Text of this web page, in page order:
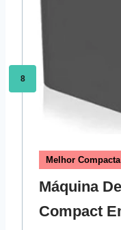
8
Melhor Compacta
Máquina
Compact